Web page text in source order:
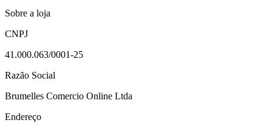
Sobre a loja
CNPJ
41.000.063/0001-25
Razão Social
Brumelles Comercio Online Ltda
Endereço